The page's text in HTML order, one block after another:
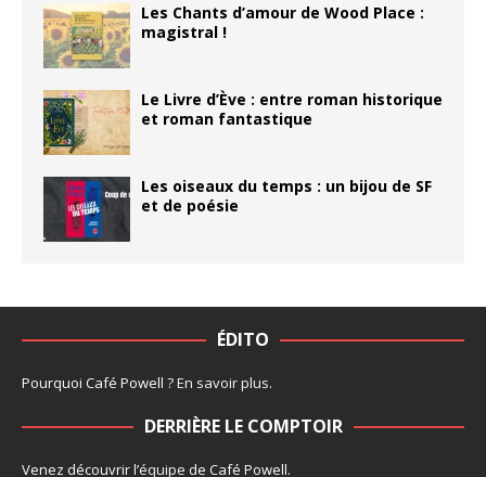
Les Chants d’amour de Wood Place :
magistral !
Le Livre d’Ève : entre roman historique
et roman fantastique
Les oiseaux du temps : un bijou de SF
et de poésie
ÉDITO
Pourquoi Café Powell ?En savoir plus.
DERRIÈRE LE COMPTOIR
Venez découvrir l’équipe de Café Powell.